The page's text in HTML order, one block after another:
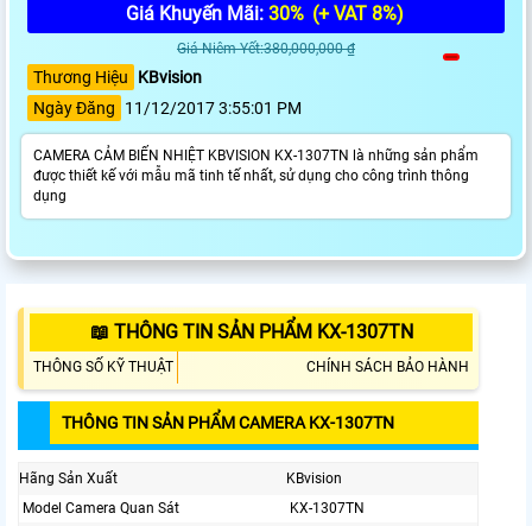
Giá Khuyến Mãi: 30% (+ VAT 8%)
Giá Niêm Yết:380,000,000 ₫
Thương Hiệu
KBvision
Ngày Đăng
11/12/2017 3:55:01 PM
CAMERA CẢM BIẾN NHIỆT KBVISION KX-1307TN là những sản phẩm
được thiết kế với mẫu mã tinh tế nhất, sử dụng cho công trình thông
dụng
📖 THÔNG TIN SẢN PHẨM KX-1307TN
THÔNG SỐ KỸ THUẬT CHÍNH SÁCH BẢO HÀNH
THÔNG TIN SẢN PHẨM CAMERA KX-1307TN
Hãng Sản Xuất
KBvision
Model Camera Quan Sát
KX-1307TN